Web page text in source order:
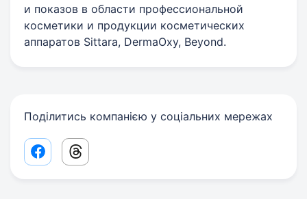
и показов в области профессиональной
косметики и продукции косметических
аппаратов Sittara, DermaOxy, Beyond.
Поділитись компанією у соціальних мережах
Facebook share link
Threads share link